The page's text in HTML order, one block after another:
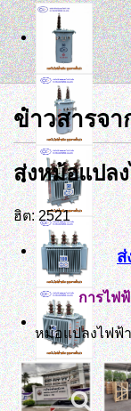
ข่าวสารจ
ส่งหม้อแปล
ฮิต: 2521
ส่
การไฟ
หม้อแปลงไฟฟ้